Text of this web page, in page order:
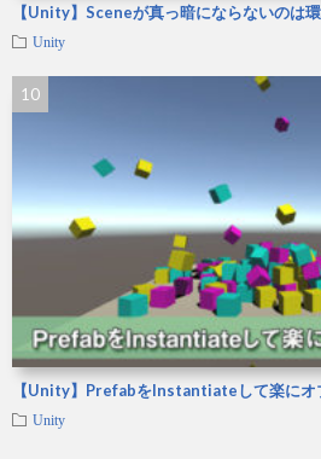
【Unity】Sceneが真っ暗にならないのは
Unity
【Unity】PrefabをInstantiateして楽にオ
Unity